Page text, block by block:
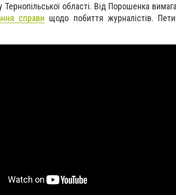
області. Від Порошенка
справи щодо побиття журналістів.